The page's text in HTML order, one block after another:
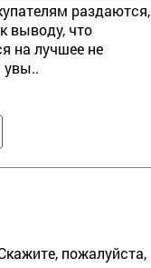
раздаются,
выводу, что
на лучшее не
увы..
пожалуйста,